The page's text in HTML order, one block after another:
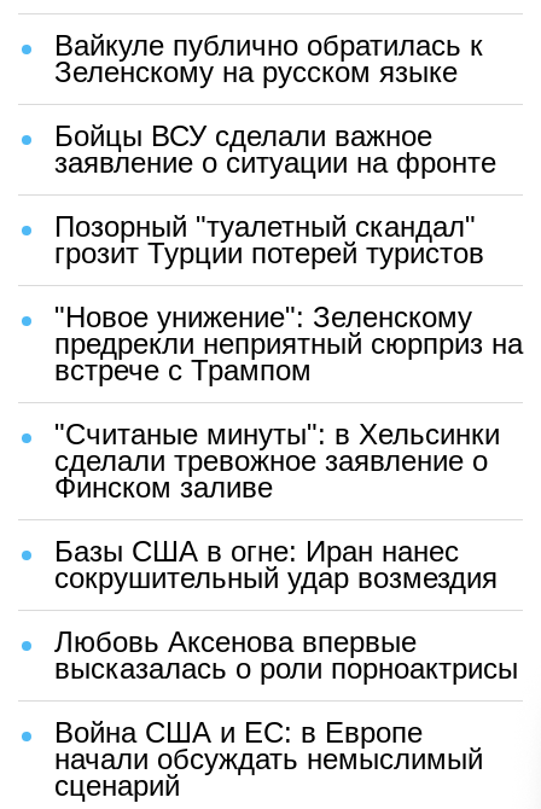
Вайкуле публично обратилась к
Зеленскому на русском языке
Бойцы ВСУ сделали важное
заявление о ситуации на фронте
Позорный "туалетный скандал"
грозит Турции потерей туристов
"Новое унижение": Зеленскому
предрекли неприятный сюрприз на
встрече с Трампом
"Считаные минуты": в Хельсинки
сделали тревожное заявление о
Финском заливе
Базы США в огне: Иран нанес
сокрушительный удар возмездия
Любовь Аксенова впервые
высказалась о роли порноактрисы
Война США и ЕС: в Европе
начали обсуждать немыслимый
сценарий